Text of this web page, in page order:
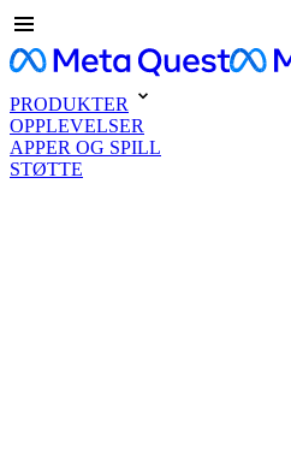
PRODUKTER
OPPLEVELSER
APPER OG SPILL
STØTTE